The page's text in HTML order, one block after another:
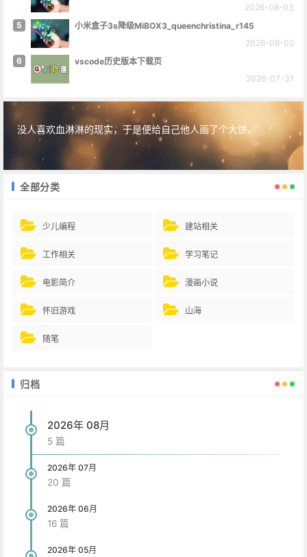
2026-08-03
5
小米盒子3s降级MiBOX3_queenchristina_r145
2026-08-02
6
vscode历史版本下载页
2026-07-31
没人喜欢血淋淋的现实，于是便给自己他人画了个大饼。
全部分类
少儿编程 建站相关
工作相关 学习笔记
电影简介 漫画小说
怀旧游戏 山海
随笔
归档
2026年 08月
5 篇
2026年 07月
20 篇
2026年 06月
16 篇
2026年 05月